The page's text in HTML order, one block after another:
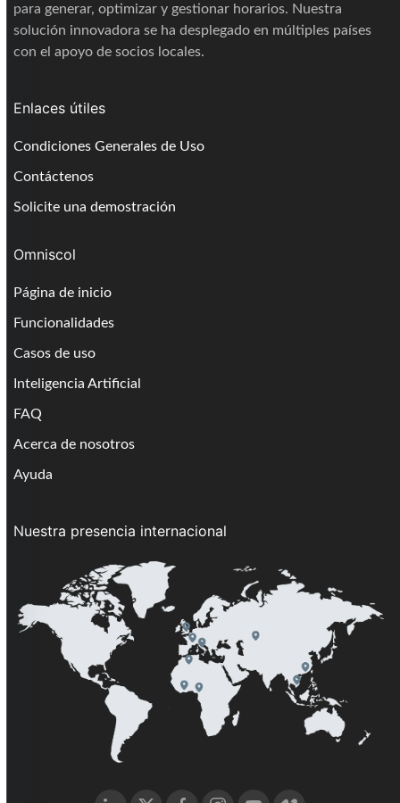
para generar, optimizar y gestionar horarios. Nuestra
solución innovadora se ha desplegado en múltiples países
con el apoyo de socios locales.
Enlaces útiles
Condiciones Generales de Uso
Contáctenos
Solicite una demostración
Omniscol
Página de inicio
Funcionalidades
Casos de uso
Inteligencia Artificial
FAQ
Acerca de nosotros
Ayuda
Nuestra presencia internacional